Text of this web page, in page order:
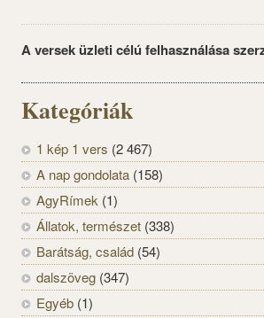
A versek üzleti célú felhasználása
Kategóriák
1 kép 1 vers (2 467)
A nap gondolata (158)
AgyRímek (1)
Állatok, természet (338)
Barátság, család (54)
dalszöveg (347)
Egyéb (1)